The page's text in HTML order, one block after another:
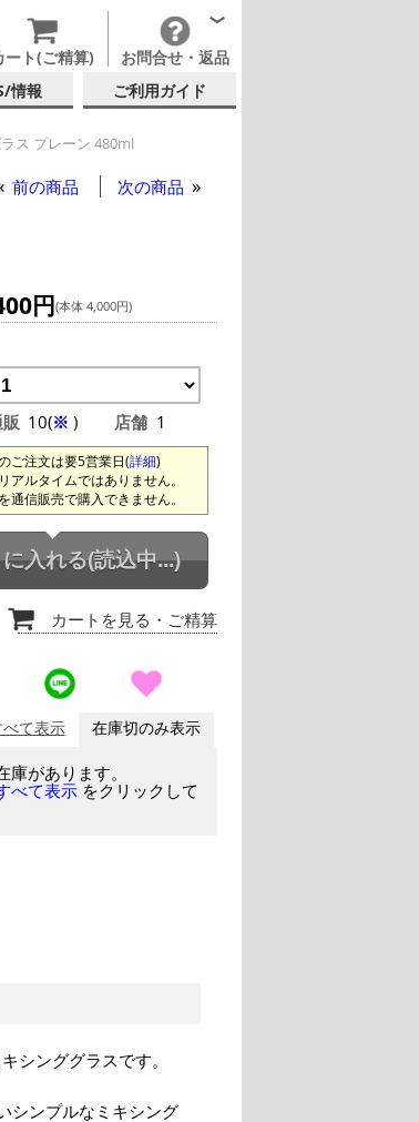
ート(ご精算) お問合せ・返品
情報 ご利用ガイド
ス プレーン 480ml
前の商品 次の商品
円(本体 4,000円)
10(※ ) 店舗 1
ご注文は要5営業日(詳細)
アルタイムではありません。
通信販売で購入できません。
入れる(読込中...)
カートを見る ・ご精算
べて表示 在庫切のみ表示
庫があります。
べて表示 をクリックして
シンググラスです。
シンプルなミキシング